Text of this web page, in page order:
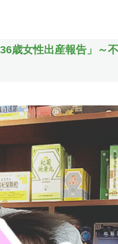
歳女性出産報告」～